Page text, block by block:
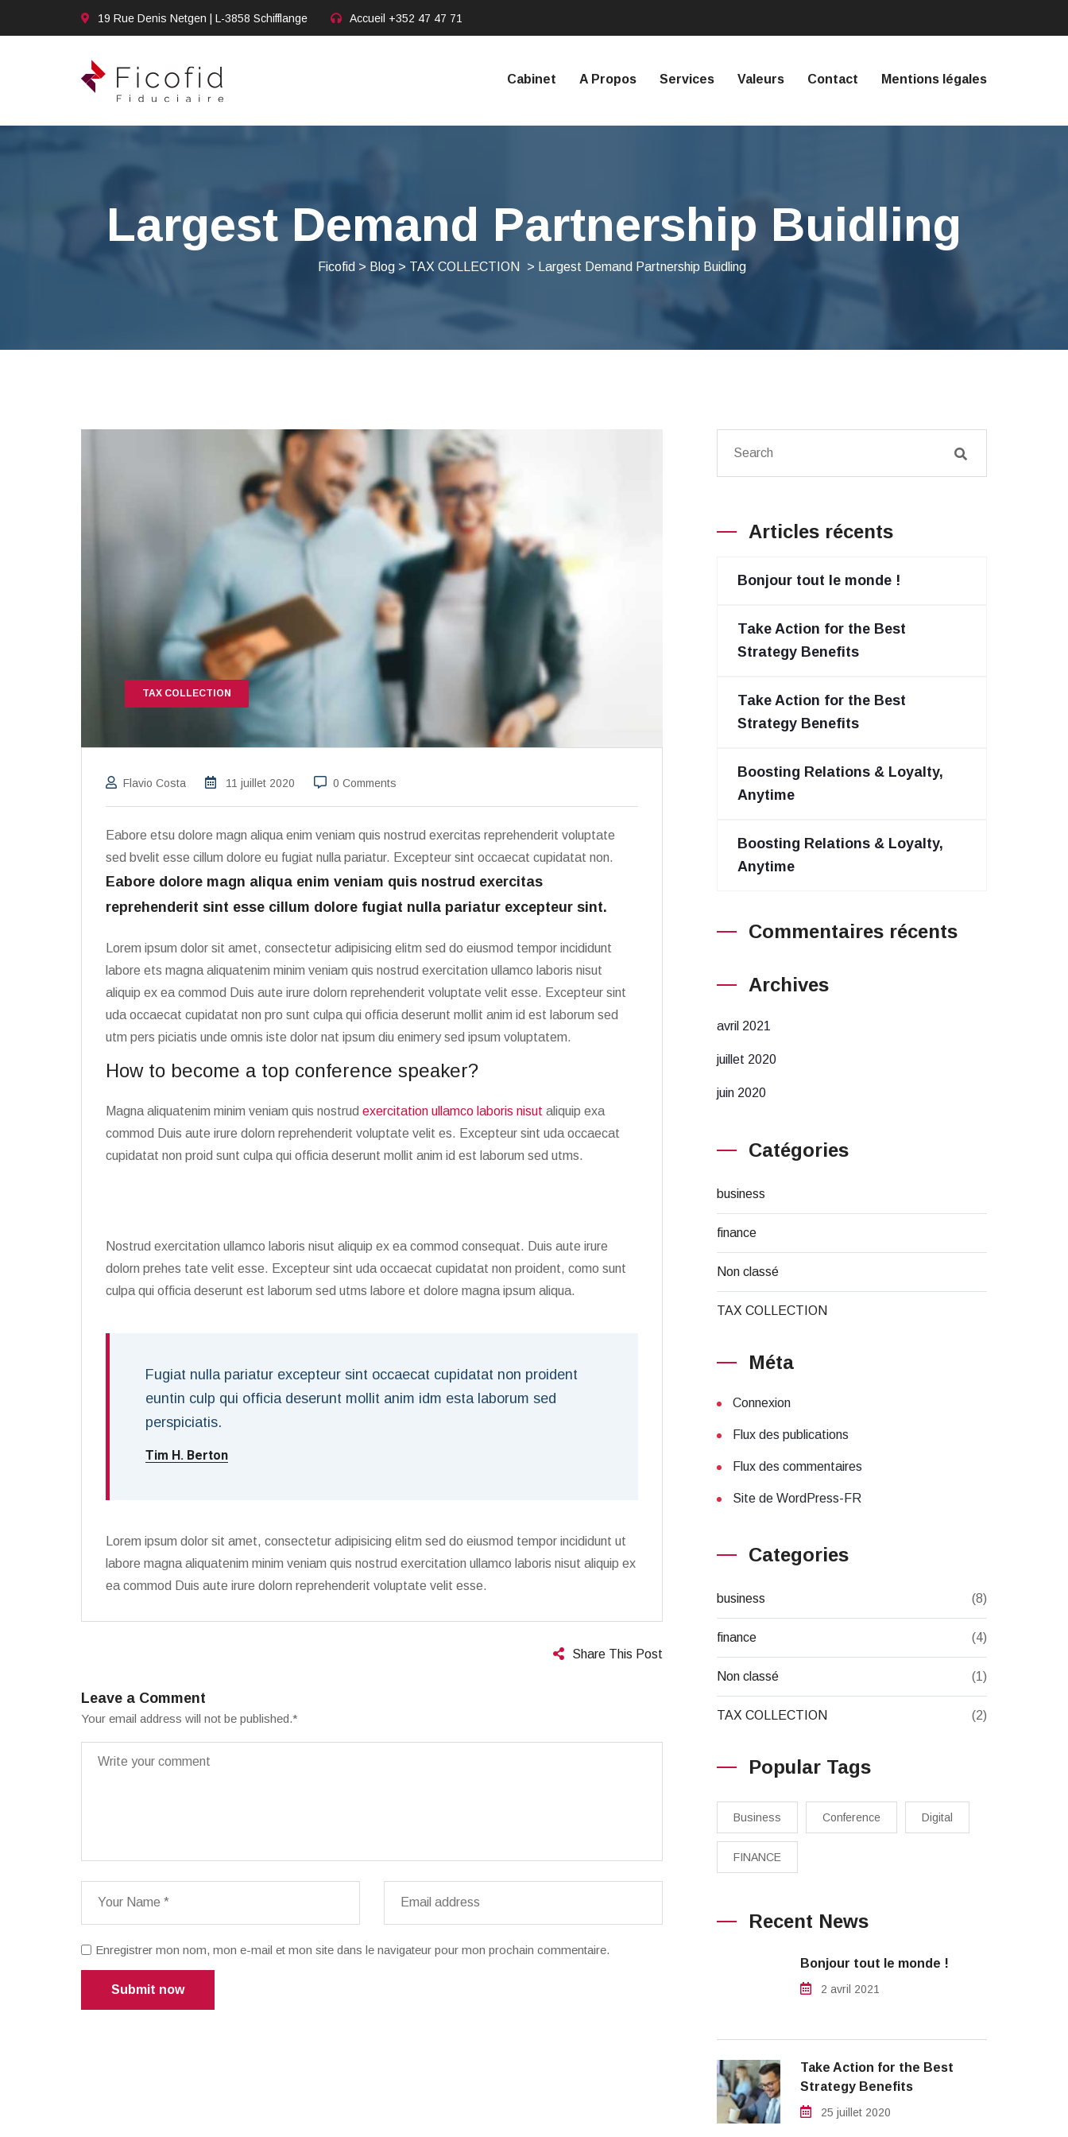
19 Rue Denis Netgen | L-3858 Schifflange Accueil +352 47 47 71
Cabinet A Propos Services Valeurs Contact Mentions légales
Largest Demand Partnership Buidling
Ficofid > Blog > TAX COLLECTION > Largest Demand Partnership Buidling
TAX COLLECTION
Flavio Costa 11 juillet 2020 0 Comments
Eabore etsu dolore magn aliqua enim veniam quis nostrud exercitas reprehenderit voluptate
sed bvelit esse cillum dolore eu fugiat nulla pariatur. Excepteur sint occaecat cupidatat non.
Eabore dolore magn aliqua enim veniam quis nostrud exercitas
reprehenderit sint esse cillum dolore fugiat nulla pariatur excepteur sint.
Lorem ipsum dolor sit amet, consectetur adipisicing elitm sed do eiusmod tempor incididunt
labore ets magna aliquatenim minim veniam quis nostrud exercitation ullamco laboris nisut
aliquip ex ea commod Duis aute irure dolorn reprehenderit voluptate velit esse. Excepteur sint
uda occaecat cupidatat non pro sunt culpa qui officia deserunt mollit anim id est laborum sed
utm pers piciatis unde omnis iste dolor nat ipsum diu enimery sed ipsum voluptatem.
How to become a top conference speaker?
Magna aliquatenim minim veniam quis nostrud exercitation ullamco laboris nisut aliquip exa
commod Duis aute irure dolorn reprehenderit voluptate velit es. Excepteur sint uda occaecat
cupidatat non proid sunt culpa qui officia deserunt mollit anim id est laborum sed utms.
Nostrud exercitation ullamco laboris nisut aliquip ex ea commod consequat. Duis aute irure
dolorn prehes tate velit esse. Excepteur sint uda occaecat cupidatat non proident, como sunt
culpa qui officia deserunt est laborum sed utms labore et dolore magna ipsum aliqua.
Fugiat nulla pariatur excepteur sint occaecat cupidatat non proident
euntin culp qui officia deserunt mollit anim idm esta laborum sed
perspiciatis.
Tim H. Berton
Lorem ipsum dolor sit amet, consectetur adipisicing elitm sed do eiusmod tempor incididunt ut
labore magna aliquatenim minim veniam quis nostrud exercitation ullamco laboris nisut aliquip ex
ea commod Duis aute irure dolorn reprehenderit voluptate velit esse.
Share This Post
Leave a Comment
Your email address will not be published.*
Enregistrer mon nom, mon e-mail et mon site dans le navigateur pour mon prochain commentaire.
Submit now
Articles récents
Bonjour tout le monde !
Take Action for the Best
Strategy Benefits
Take Action for the Best
Strategy Benefits
Boosting Relations & Loyalty,
Anytime
Boosting Relations & Loyalty,
Anytime
Commentaires récents
Archives
avril 2021
juillet 2020
juin 2020
Catégories
business
finance
Non classé
TAX COLLECTION
Méta
Connexion
Flux des publications
Flux des commentaires
Site de WordPress-FR
Categories
business (8)
finance (4)
Non classé (1)
TAX COLLECTION (2)
Popular Tags
Business Conference Digital
FINANCE
Recent News
Bonjour tout le monde !
2 avril 2021
Take Action for the Best
Strategy Benefits
25 juillet 2020